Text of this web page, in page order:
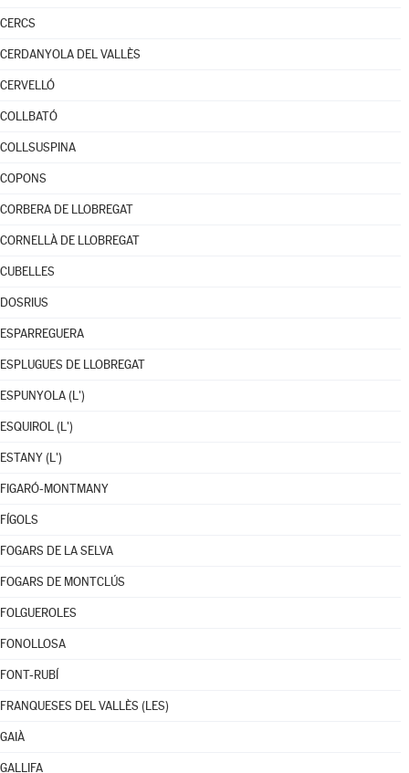
CERCS
CERDANYOLA DEL VALLÈS
CERVELLÓ
COLLBATÓ
COLLSUSPINA
COPONS
CORBERA DE LLOBREGAT
CORNELLÀ DE LLOBREGAT
CUBELLES
DOSRIUS
ESPARREGUERA
ESPLUGUES DE LLOBREGAT
ESPUNYOLA (L')
ESQUIROL (L')
ESTANY (L')
FIGARÓ-MONTMANY
FÍGOLS
FOGARS DE LA SELVA
FOGARS DE MONTCLÚS
FOLGUEROLES
FONOLLOSA
FONT-RUBÍ
FRANQUESES DEL VALLÈS (LES)
GAIÀ
GALLIFA